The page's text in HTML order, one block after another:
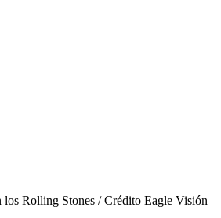
los Rolling Stones / Crédito Eagle Visión